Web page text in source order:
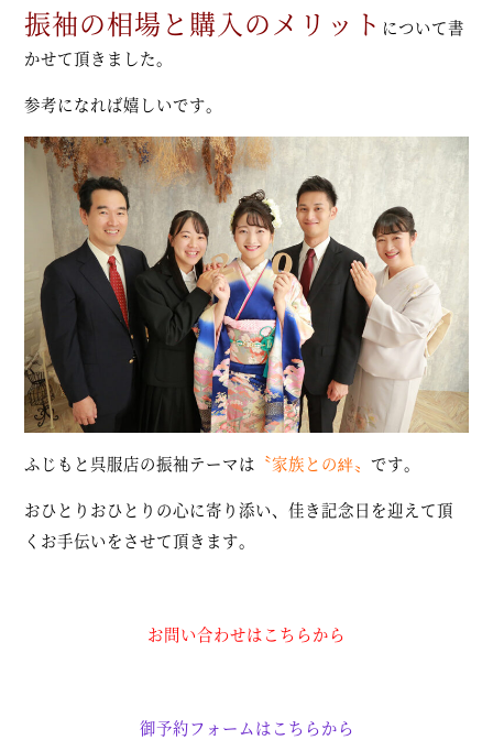
振袖の相場と購入のメリット について書
かせて頂きました。
参考になれば嬉しいです。
ふじもと呉服店の振袖テーマは 〝家族との絆〟です。
おひとりおひとりの心に寄り添い、佳き記念日を迎えて頂
くお手伝いをさせて頂きます。
お問い合わせはこちらから
御予約フォームはこちらから